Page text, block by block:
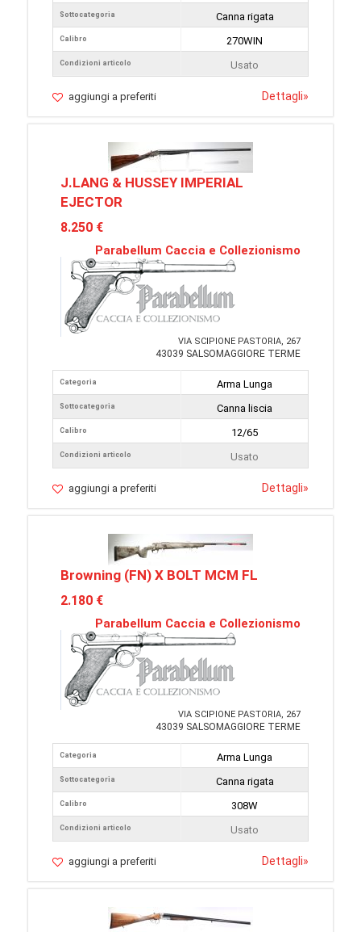
Sottocategoria
Calibro
Condizioni articolo
Canna rigata
270WIN
Usato
aggiungi a preferiti Dettagli»
J.LANG & HUSSEY IMPERIAL
EJECTOR
8.250 €
Parabellum Caccia e Collezionismo
VIA SCIPIONE PASTORIA, 267
43039 SALSOMAGGIORE TERME
Categoria
Sottocategoria
Calibro
Condizioni articolo
Arma Lunga
Canna liscia
12/65
Usato
aggiungi a preferiti Dettagli»
Browning (FN) X BOLT MCM FL
2.180 €
Parabellum Caccia e Collezionismo
VIA SCIPIONE PASTORIA, 267
43039 SALSOMAGGIORE TERME
Categoria
Sottocategoria
Calibro
Condizioni articolo
Arma Lunga
Canna rigata
308W
Usato
aggiungi a preferiti Dettagli»